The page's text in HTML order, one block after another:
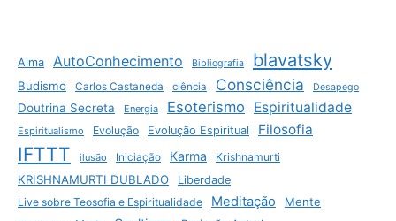
Alma AutoConhecimento Bibliografia blavatsky
Budismo Carlos Castaneda ciência Consciência Desapego
Doutrina Secreta Energia Esoterismo Espiritualidade
Espiritualismo Evolução Evolução Espiritual Filosofia
IFTTT ilusão Iniciação Karma Krishnamurti
KRISHNAMURTI DUBLADO
Liberdade
Live sobre Teosofia e Espiritualidade
Meditação Mente